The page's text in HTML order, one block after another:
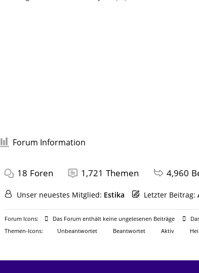
Forum Information
18 Foren 1,721 Themen 4,960
Unser neuestes Mitglied: Estika Letzter Beitrag:
Forum Icons: Das Forum enthält keine ungelesenen Beiträge
Themen-Icons:
Unbeantwortet Beantwortet Aktiv